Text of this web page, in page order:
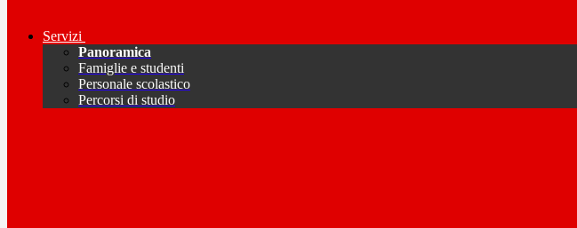
Servizi
Panoramica
Famiglie e studenti
Personale scolastico
Percorsi di studio